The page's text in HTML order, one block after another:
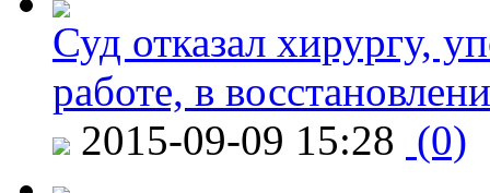
Суд отказал хирургу,
работе, в
2015-09-09 15:28 (0)